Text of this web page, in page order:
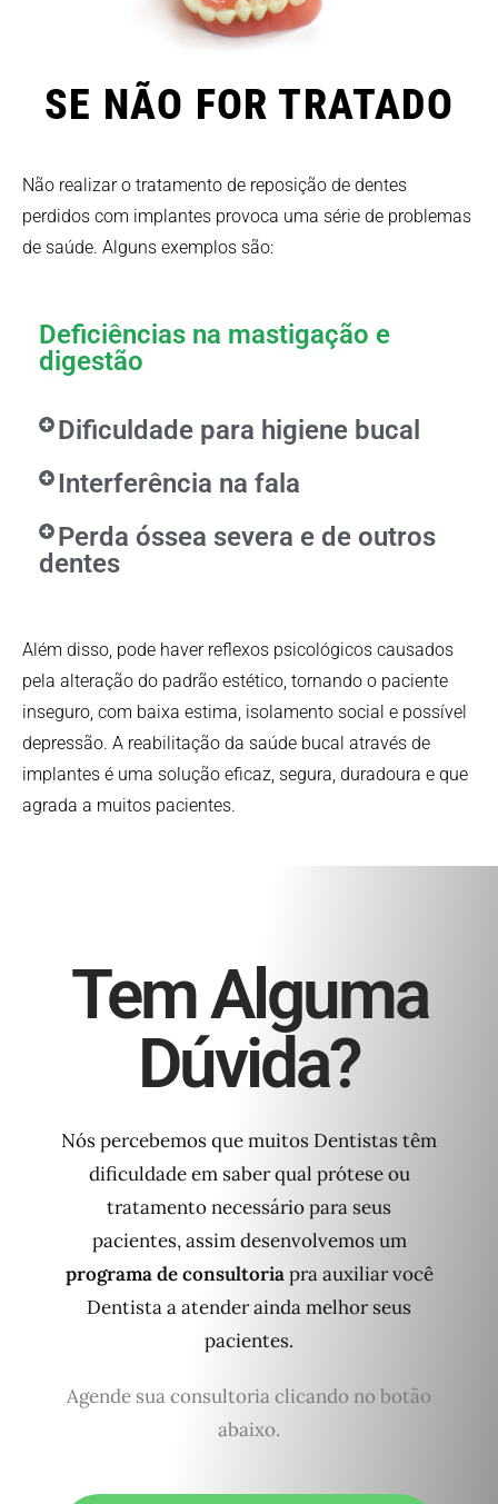
SE NÃO FOR TRATADO
Não realizar o tratamento de reposição de dentes
perdidos com implantes provoca uma série de problemas
de saúde. Alguns exemplos são:
Deficiências na mastigação e
digestão
Dificuldade para higiene bucal
Interferência na fala
Perda óssea severa e de outros
dentes
Além disso, pode haver reflexos psicológicos causados
pela alteração do padrão estético, tornando o paciente
inseguro, com baixa estima, isolamento social e possível
depressão. A reabilitação da saúde bucal através de
implantes é uma solução eficaz, segura, duradoura e que
agrada a muitos pacientes.
Tem Alguma
Dúvida?
Nós percebemos que muitos Dentistas têm
dificuldade em saber qual prótese ou
tratamento necessário para seus
pacientes, assim desenvolvemos um
programa de consultoriapra auxiliar você
Dentista a atender ainda melhor seus
pacientes.
Agende sua consultoria clicando no botão
abaixo.